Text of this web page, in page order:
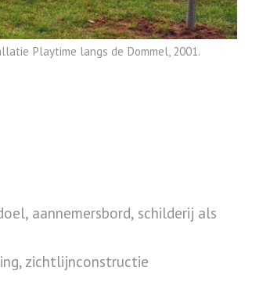
Playtime langs de Dommel, 2001.
aannemersbord, schilderij als
zichtlijnconstructie